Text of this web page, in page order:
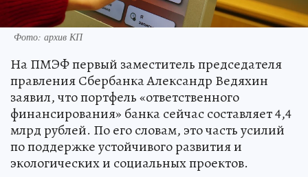
Фото: архив КП
На ПМЭФ первый заместитель председателя
правления Сбербанка Александр Ведяхин
заявил, что портфель «ответственного
финансирования» банка сейчас составляет 4,4
млрд рублей. По его словам, это часть усилий
по поддержке устойчивого развития и
экологических и социальных проектов.